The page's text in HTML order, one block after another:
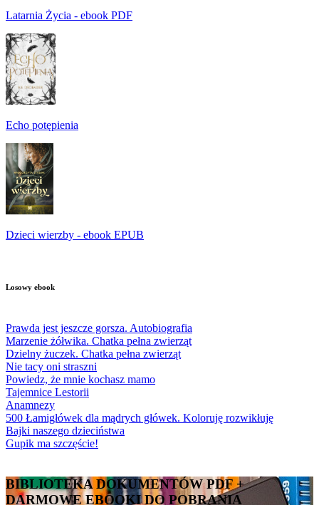
Latarnia Życia - ebook PDF
Echo potępienia
Dzieci wierzby - ebook EPUB
Losowy ebook
Prawda jest jeszcze gorsza. Autobiografia
Marzenie żółwika. Chatka pełna zwierząt
Dzielny żuczek. Chatka pełna zwierząt
Nie tacy oni straszni
Powiedz, że mnie kochasz mamo
Tajemnice Lestorii
Anamnezy
500 Łamigłówek dla mądrych główek. Koloruję rozwikłuję
Bajki naszego dzieciństwa
Gupik ma szczęście!
BIBLIOTEKA DOKUMENTÓW PDF +
DARMOWE EBOOKI DO POBRANIA